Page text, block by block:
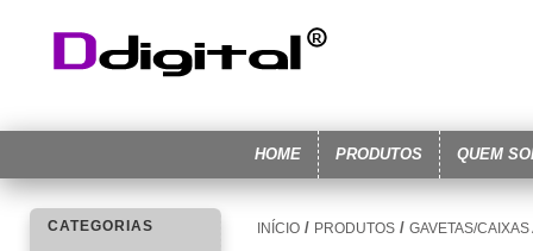
HOME PRODUTOS QUEM
CATEGORIAS INÍCIO / PRODUTOS / GAVETAS/